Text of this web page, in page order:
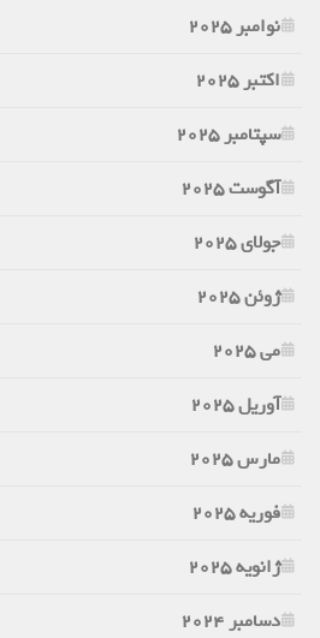
نوامبر 2025
اکتبر 2025
سپتامبر 2025
آگوست 2025
جولای 2025
ژوئن 2025
می 2025
آوریل 2025
مارس 2025
فوریه 2025
ژانویه 2025
دسامبر 2024